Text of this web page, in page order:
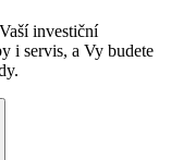
investiční
i servis, a Vy budete